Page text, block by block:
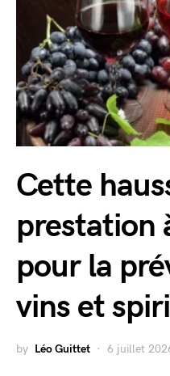
Cette
prestation
pour la
vins et
by Léo Guittet 6 juillet